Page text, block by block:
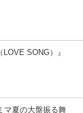
SONG）』
マ夏の大盤振る舞